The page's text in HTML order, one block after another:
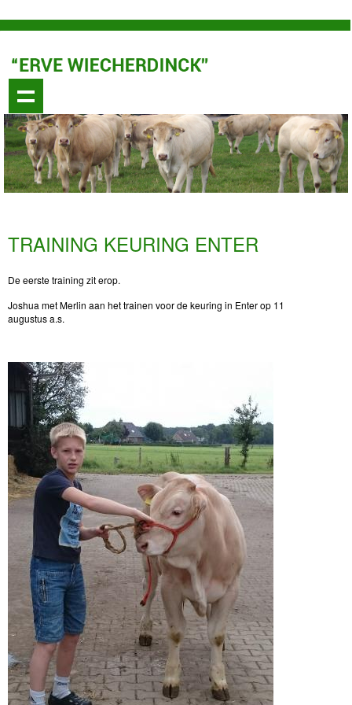
TRAINING KEURING ENTER
De eerste training zit erop.
Joshua met Merlin aan het trainen voor de keuring in Enter op 11
augustus a.s.